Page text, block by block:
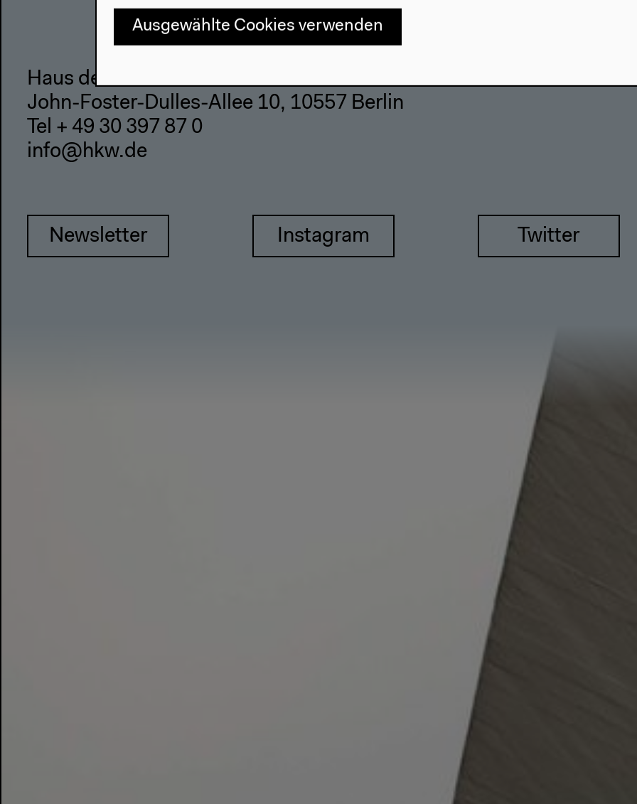
Haus der Kulturen der Welt
John-Foster-Dulles-Allee 10, 10557 Berlin
Tel + 49 30 397 87 0
info@hkw.de
Newsletter Instagram Twitter
Ausgewählte Cookies verwenden